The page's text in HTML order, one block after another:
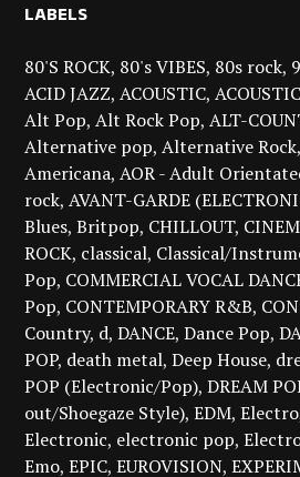
LABELS
80'S ROCK 80's VIBES 80s rock
ACID JAZZ ACOUSTIC
Alt Pop Alt Rock Pop ALT-
Alternative pop Alternative Rock
Americana AOR - Adult
rock AVANT-GARDE
Blues Britpop CHILLOUT
ROCK classical Classical/
Pop COMMERCIAL VOCAL
Pop CONTEMPORARY R&B
Country d DANCE Dance Pop
POP death metal Deep House
POP (Electronic/Pop) DREAM
out/Shoegaze Style) EDM Electro
Electronic electronic pop
Emo EPIC EUROVISION